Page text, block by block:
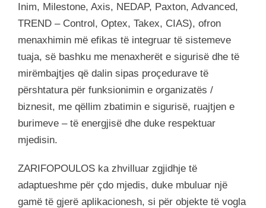
Inim, Milestone, Axis, NEDAP, Paxton, Advanced,
TREND – Control, Optex, Takex, CIAS), ofron
menaxhimin më efikas të integruar të sistemeve
tuaja, së bashku me menaxherët e sigurisë dhe të
mirëmbajtjes që dalin sipas proçedurave të
përshtatura për funksionimin e organizatës /
biznesit, me qëllim zbatimin e sigurisë, ruajtjen e
burimeve – të energjisë dhe duke respektuar
mjedisin.
ZARIFOPOULOS ka zhvilluar zgjidhje të
adaptueshme për çdo mjedis, duke mbuluar një
gamë të gjerë aplikacionesh, si për objekte të vogla